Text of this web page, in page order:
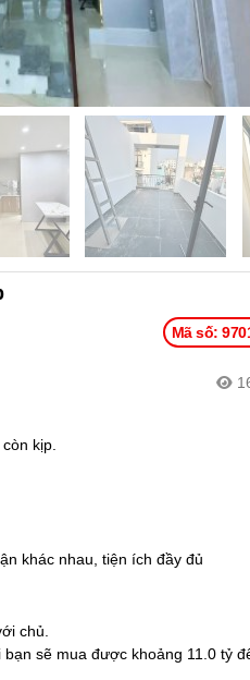
Mã số:
kịp.
khác nhau, tiện ích đầy đủ
chủ.
sẽ mua được khoảng 11.0 tỷ